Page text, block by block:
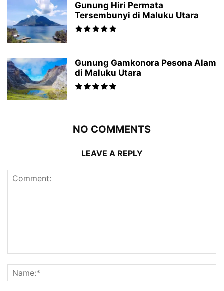
Gunung Hiri Permata
Tersembunyi di Maluku Utara
Gunung Gamkonora Pesona Alam
di Maluku Utara
NO COMMENTS
LEAVE A REPLY